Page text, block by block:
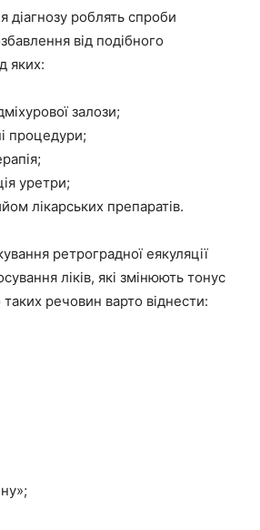
діагнозу роблять спроби
від подібного
яких:
залози;
процедури;
уретри;
лікарських препаратів.
ретроградної еякуляції
ліків, які змінюють тонус
речовин варто віднести: